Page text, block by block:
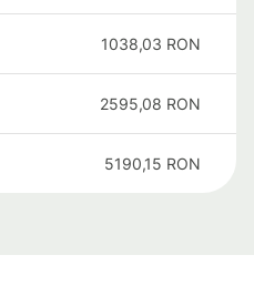
1038,03 RON
2595,08 RON
5190,15 RON